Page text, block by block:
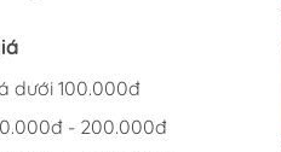
dưới 100.000đ
- 200.000đ